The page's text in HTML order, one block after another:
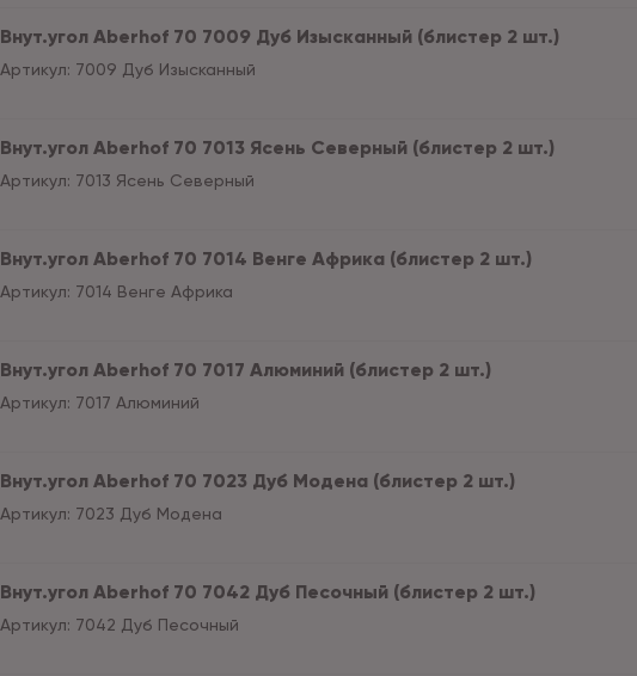
Внут.угол Aberhof 70 7009 Дуб Изысканный (блистер 2 шт.)
Артикул: 7009 Дуб Изысканный
Внут.угол Aberhof 70 7013 Ясень Северный (блистер 2 шт.)
Артикул: 7013 Ясень Северный
Внут.угол Aberhof 70 7014 Венге Африка (блистер 2 шт.)
Артикул: 7014 Венге Африка
Внут.угол Aberhof 70 7017 Алюминий (блистер 2 шт.)
Артикул: 7017 Алюминий
Внут.угол Aberhof 70 7023 Дуб Модена (блистер 2 шт.)
Артикул: 7023 Дуб Модена
Внут.угол Aberhof 70 7042 Дуб Песочный (блистер 2 шт.)
Артикул: 7042 Дуб Песочный